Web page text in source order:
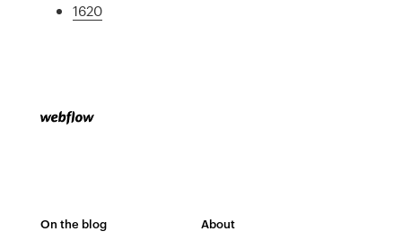
1620
On the blog About